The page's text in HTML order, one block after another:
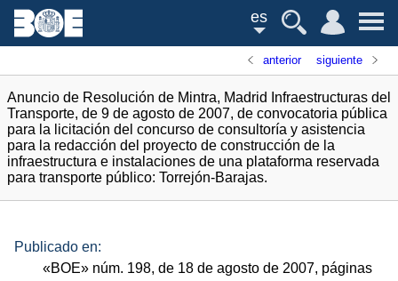
es
anterior siguiente
Anuncio de Resolución de Mintra, Madrid Infraestructuras del
Transporte, de 9 de agosto de 2007, de convocatoria pública
para la licitación del concurso de consultoría y asistencia
para la redacción del proyecto de construcción de la
infraestructura e instalaciones de una plataforma reservada
para transporte público: Torrejón-Barajas.
Publicado en:
«BOE» núm. 198, de 18 de agosto de 2007, páginas